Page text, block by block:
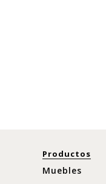
Productos
Muebles